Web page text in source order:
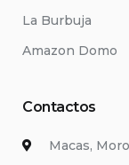
La Burbuja
Amazon Domo
Contactos
Macas,